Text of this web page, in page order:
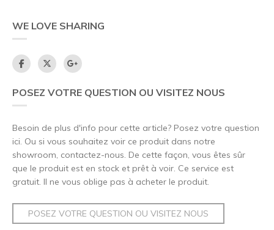
WE LOVE SHARING
POSEZ VOTRE QUESTION OU VISITEZ NOUS
Besoin de plus d'info pour cette article? Posez votre question
ici. Ou si vous souhaitez voir ce produit dans notre
showroom, contactez-nous. De cette façon, vous êtes sûr
que le produit est en stock et prêt à voir. Ce service est
gratuit. Il ne vous oblige pas à acheter le produit.
POSEZ VOTRE QUESTION OU VISITEZ NOUS